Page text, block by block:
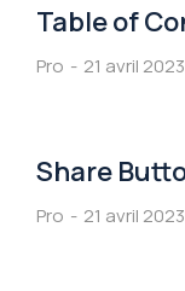
Table of
Pro 21 avril 2023
Share
Pro 21 avril 2023